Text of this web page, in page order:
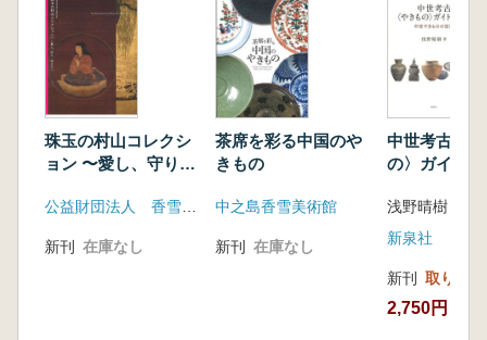
珠玉の村山コレクシ
ョン 〜愛し、守り、
公益財団法人 香雪美術館
新刊 在庫なし
茶席を彩る中国のや
きもの
中之島香雪美術館
新刊 在庫なし
中世考古〈
の〉ガイド
浅野晴樹 著
新泉社
新刊 取り寄せ
2,750円